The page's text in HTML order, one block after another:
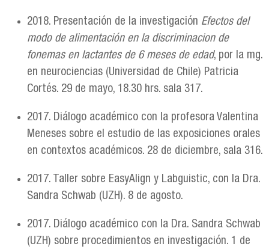
2018. Presentación de la investigación Efectos del
modo de alimentación en la discriminacion de
fonemas en lactantes de 6 meses de edad, por la mg.
en neurociencias (Universidad de Chile) Patricia
Cortés. 29 de mayo, 18.30 hrs. sala 317.
2017. Diálogo académico con la profesora Valentina
Meneses sobre el estudio de las exposiciones orales
en contextos académicos. 28 de diciembre, sala 316.
2017. Taller sobre EasyAlign y Labguistic, con la Dra.
Sandra Schwab (UZH). 8 de agosto.
2017. Diálogo académico con la Dra. Sandra Schwab
(UZH) sobre procedimientos en investigación. 1 de